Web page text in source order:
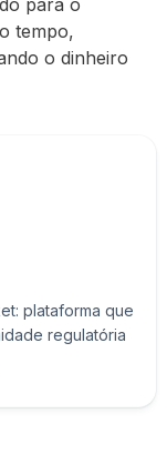
para o
tempo,
o dinheiro
regulatória